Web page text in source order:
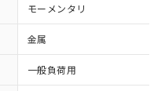
モーメンタリ
金属
一般負荷用